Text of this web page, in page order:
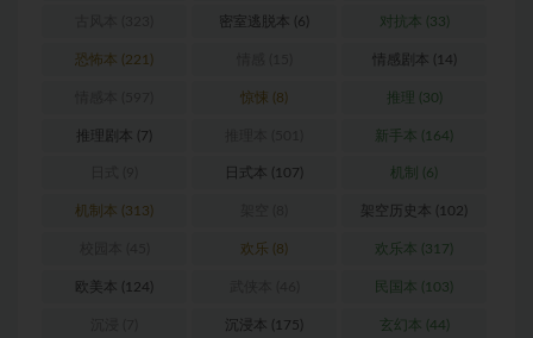
密室逃脱本 (6) 对抗本 (33)
恐怖本 (221) 情感剧本 (14)
惊悚 (8) 推理 (30)
推理剧本 (7) 新手本 (164)
日式本 (107) 机制 (6)
机制本 (313) 架空历史本 (102)
欢乐 (8) 欢乐本 (317)
欧美本 (124) 民国本 (103)
沉浸本 (175) 玄幻本 (44)